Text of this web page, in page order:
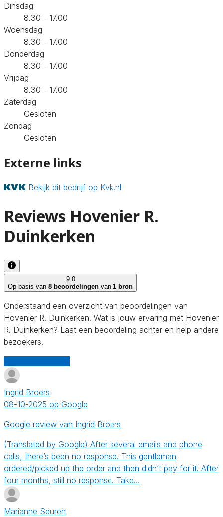
Dinsdag
8.30 - 17.00
Woensdag
8.30 - 17.00
Donderdag
8.30 - 17.00
Vrijdag
8.30 - 17.00
Zaterdag
Gesloten
Zondag
Gesloten
Externe links
Bekijk dit bedrijf op Kvk.nl
Reviews Hovenier R.
Duinkerken
9.0
Op basis van 8 beoordelingen van 1 bron
Onderstaand een overzicht van beoordelingen van
Hovenier R. Duinkerken. Wat is jouw ervaring met Hovenier
R. Duinkerken? Laat een beoordeling achter en help andere
bezoekers.
Ingrid Broers
08-10-2025 op Google
Google review van Ingrid Broers
(Translated by Google) After several emails and phone
calls, there’s been no response. This gentleman
ordered/picked up the order and then didn’t pay for it. After
four months, still no response. Take…
Marianne Seuren